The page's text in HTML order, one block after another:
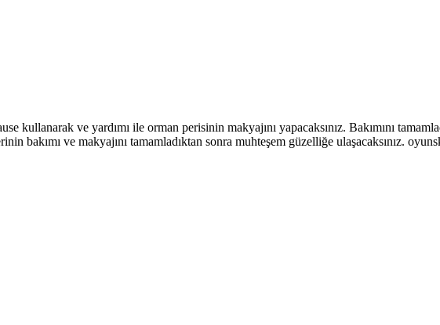
kullanarak ve yardımı ile orman perisinin makyajını yapacaksınız. Bakımını
bakımı ve makyajını tamamladıktan sonra muhteşem güzelliğe ulaşacaksınız.